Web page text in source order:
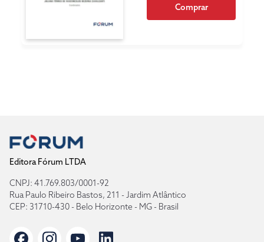
Comprar
Editora Fórum LTDA
CNPJ: 41.769.803/0001-92
Rua Paulo Ribeiro Bastos, 211 - Jardim Atlântico
CEP: 31710-430 - Belo Horizonte - MG - Brasil